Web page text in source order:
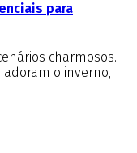
para
charmosos.
o inverno,